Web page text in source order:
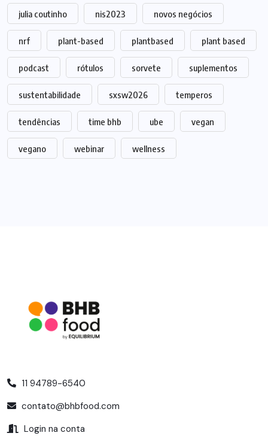
julia coutinho nis2023 novos negócios
nrf plant-based plantbased plant based
podcast rótulos sorvete suplementos
sustentabilidade sxsw2026 temperos
tendências time bhb ube vegan
vegano webinar wellness
11 94789-6540
contato@bhbfood.com
Login na conta